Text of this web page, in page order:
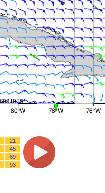
21
45
69
93